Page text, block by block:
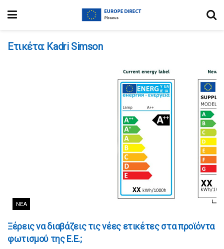
Ετικέτα: Kadri Simson
ΝΈΑ
Ξέρεις να διαβάζεις τις νέες ετικέτες στα προϊόντα
φωτισμού της Ε.Ε.;